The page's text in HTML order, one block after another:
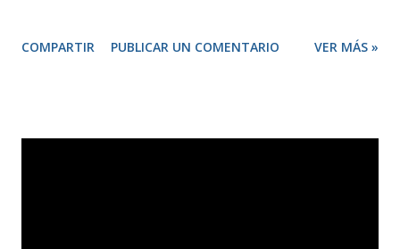
COMPARTIR PUBLICAR UN COMENTARIO VER MÁS »